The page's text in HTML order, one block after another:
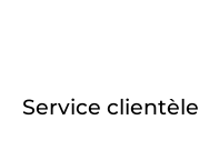
Service clientèle